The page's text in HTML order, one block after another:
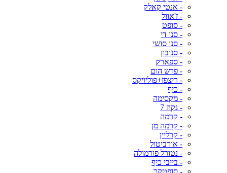
- אנטי קאלק
- ז'אוול
- סופט
- סנו די
- סנו סושי
- סנובון
- ספארק
- פרש הום
- ריצפז+פוליויקס
- כיף
- מקסימה
- נקה 7
- קרמה
- קרמה מן
- קרליין
- אורביטול
- נטורל פורמולה
- בייבי כיף
- סופטקר